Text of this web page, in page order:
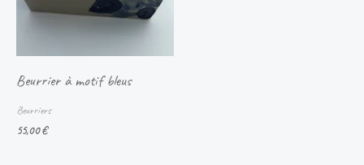
Beurrier à motif bleus
Beurriers
55,00€